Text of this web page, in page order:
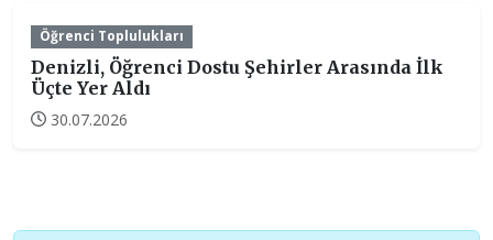
Öğrenci Toplulukları
Denizli, Öğrenci Dostu Şehirler Arasında İlk
Üçte Yer Aldı
30.07.2026